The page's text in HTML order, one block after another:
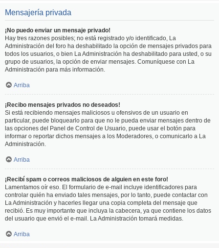
Mensajería privada
¡No puedo enviar un mensaje privado!
Hay tres razones posibles; no está registrado y/o identificado, La
Administración del foro ha deshabilitado la opción de mensajes privados para
todos los usuarios, o bien La Administración ha deshabilitado para usted, o su
grupo de usuarios, la opción de enviar mensajes. Comuníquese con La
Administración para más información.
Arriba
¡Recibo mensajes privados no deseados!
Si está recibiendo mensajes maliciosos u ofensivos de un usuario en
particular, puede bloquearlo para que no le pueda enviar mensajes dentro de
las opciones del Panel de Control de Usuario, puede usar el botón para
informar o reportar dichos mensajes a los Moderadores, o comunicarlo a La
Administración.
Arriba
¡Recibí spam o correos maliciosos de alguien en este foro!
Lamentamos oír eso. El formulario de e-mail incluye identificadores para
controlar quién ha enviado tales mensajes, por lo tanto, puede contactar con
La Administración y hacerles llegar una copia completa del mensaje que
recibió. Es muy importante que incluya la cabecera, ya que contiene los datos
del usuario que envió el e-mail. La Administración tomará medidas.
Arriba